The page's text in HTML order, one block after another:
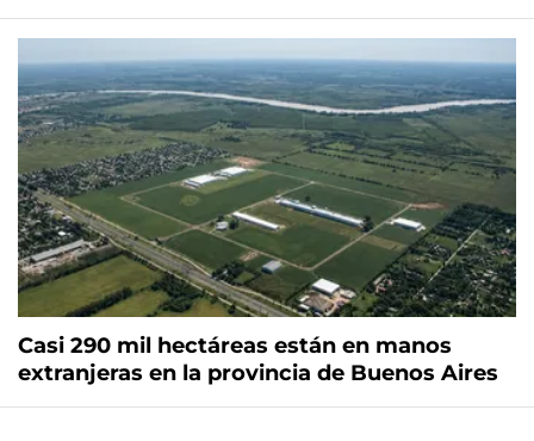
Casi 290 mil hectáreas están en manos
extranjeras en la provincia de Buenos Aires